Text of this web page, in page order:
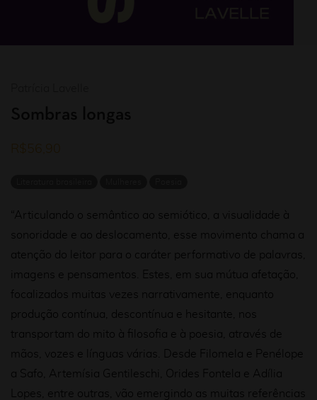
“Articulando o semântico ao semiótico, a visualidade à
sonoridade e ao deslocamento, esse movimento chama a
atenção do leitor para o caráter performativo de palavras,
imagens e pensamentos. Estes, em sua mútua afetação,
focalizados muitas vezes narrativamente, enquanto
produção contínua, descontínua e hesitante, nos
transportam do mito à filosofia e à poesia, através de
mãos, vozes e línguas várias. Desde Filomela e Penélope
a Safo, Artemísia Gentileschi, Orides Fontela e Adília
Lopes, entre outras, vão emergindo as muitas referências